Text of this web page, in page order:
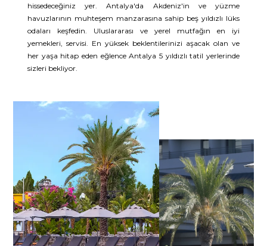
hissedeceğiniz yer. Antalya'da Akdeniz'in ve yüzme
havuzlarının muhteşem manzarasına sahip beş yıldızlı lüks
odaları keşfedin. Uluslararası ve yerel mutfağın en iyi
yemekleri, servisi. En yüksek beklentilerinizi aşacak olan ve
her yaşa hitap eden eğlence Antalya 5 yıldızlı tatil yerlerinde
sizleri bekliyor.